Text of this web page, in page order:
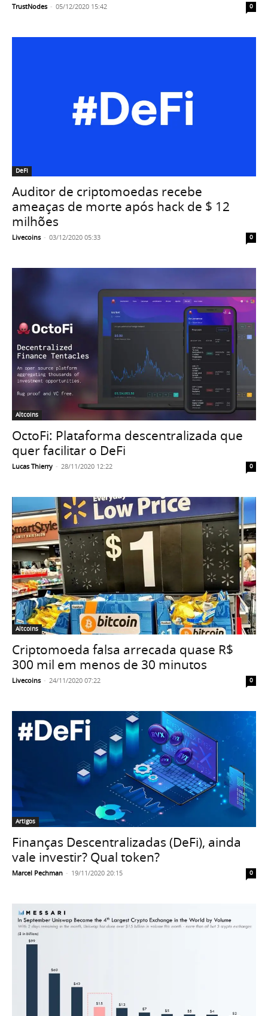
TrustNodes - 05/12/2020 15:42 0
DeFI
Auditor de criptomoedas recebe
ameaças de morte após hack de $ 12
milhões
Livecoins - 03/12/2020 05:33 0
Altcoins
OctoFi: Plataforma descentralizada que
quer facilitar o DeFi
Lucas Thierry - 28/11/2020 12:22 0
Altcoins
Criptomoeda falsa arrecada quase R$
300 mil em menos de 30 minutos
Livecoins - 24/11/2020 07:22 0
Artigos
Finanças Descentralizadas (DeFi), ainda
vale investir? Qual token?
Marcel Pechman - 19/11/2020 20:15 0